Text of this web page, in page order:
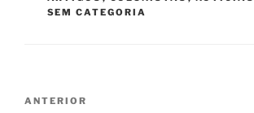
SEM CATEGORIA
Post
ANTERIOR